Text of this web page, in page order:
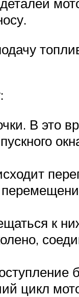
В это
к
цикл